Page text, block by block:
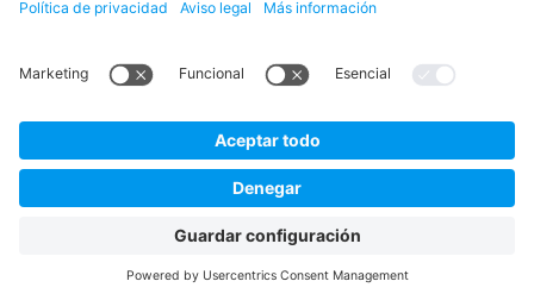
30916 Isernhagen
© 2026 AUCOTEC AG
Protección de datos en AUCOTEC
Español